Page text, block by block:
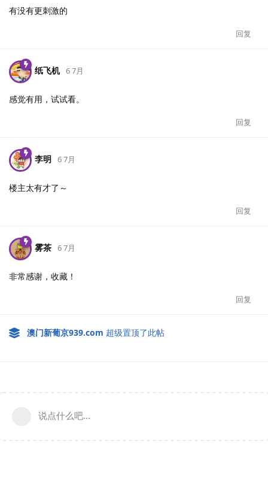
有没有更刺激的
回复
纸飞机 6 7月
感觉有用，试试看。
回复
李明 6 7月
楼主太有才了～
回复
雾茶 6 7月
非常感谢，收藏！
回复
澳门新葡京939.​com 超级置顶了此帖
说点什么吧...